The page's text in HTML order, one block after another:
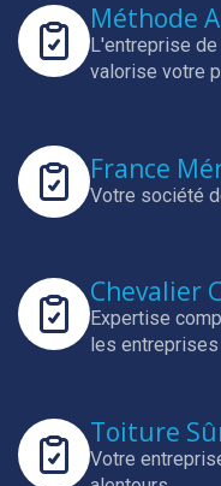
Méthode
L'entreprise
valorise votre
France
Votre société
Chevalier
Expertise
les
Toiture
Votre